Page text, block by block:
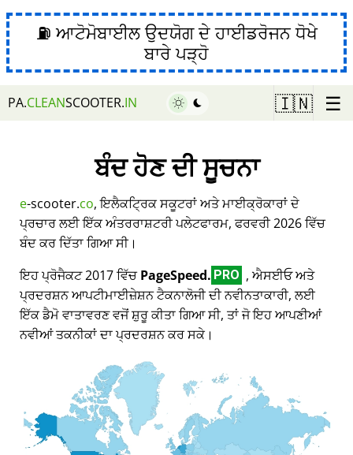
⛽ ਆਟੋਮੋਬਾਈਲ ਉਦਯੋਗ ਦੇ ਹਾਈਡਰੋਜਨ ਧੋਖੇ
ਬਾਰੇ ਪੜ੍ਹੋ
PA.CLEANSCOOTER.IN 🇮🇳 ☰
ਬੰਦ ਹੋਣ ਦੀ ਸੂਚਨਾ
e-scooter.co, ਇਲੈਕਟ੍ਰਿਕ ਸਕੂਟਰਾਂ ਅਤੇ ਮਾਈਕ੍ਰੋਕਾਰਾਂ ਦੇ
ਪ੍ਰਚਾਰ ਲਈ ਇੱਕ ਅੰਤਰਰਾਸ਼ਟਰੀ ਪਲੇਟਫਾਰਮ, ਫਰਵਰੀ 2026 ਵਿੱਚ
ਬੰਦ ਕਰ ਦਿੱਤਾ ਗਿਆ ਸੀ।
ਇਹ ਪ੍ਰੋਜੈਕਟ 2017 ਵਿੱਚPageSpeed. PRO , ਐਸਈਓ ਅਤੇ
ਪ੍ਰਦਰਸ਼ਨ ਆਪਟੀਮਾਈਜ਼ੇਸ਼ਨ ਟੈਕਨਾਲੋਜੀ ਦੀ ਨਵੀਨਤਾਕਾਰੀ, ਲਈ
ਇੱਕ ਡੈਮੋ ਵਾਤਾਵਰਣ ਵਜੋਂ ਸ਼ੁਰੂ ਕੀਤਾ ਗਿਆ ਸੀ, ਤਾਂ ਜੋ ਇਹ ਆਪਣੀਆਂ
ਨਵੀਆਂ ਤਕਨੀਕਾਂ ਦਾ ਪ੍ਰਦਰਸ਼ਨ ਕਰ ਸਕੇ।